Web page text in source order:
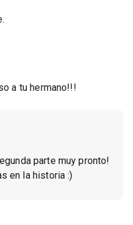
a tu hermano!!!
parte muy pronto!
en la historia :)